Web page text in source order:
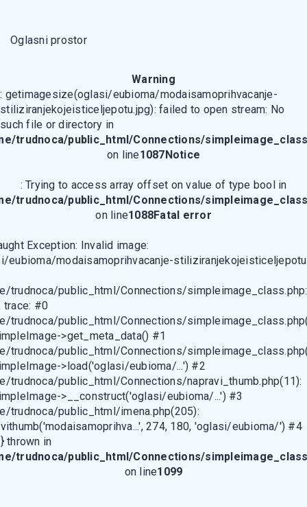
Oglasni prostor
Warning
: getimagesize(oglasi/eubioma/modaisamoprihvacanje-
stiliziranjekojeisticeljepotu.jpg): failed to open stream: No
such file or directory in
trudnoca/public_html/Connections/
on line1087Notice
: Trying to access array offset on value of type bool in
trudnoca/public_html/Connections/
on line1088Fatal error
Exception: Invalid image:
eubioma/modaisamoprihvacanje-
trudnoca/public_html/Connections/
trace: #0
trudnoca/public_html/Connections/
>get_meta_data() #1
trudnoca/public_html/Connections/
>load('oglasi/eubioma/...') #2
trudnoca/public_html/Connections/napravi_thumb.php(11):
>__construct('oglasi/eubioma/...') #3
trudnoca/public_html/imena.php(205):
274, 180, 'oglasi/eubioma/') #4
thrown in
trudnoca/public_html/Connections/
on line1099